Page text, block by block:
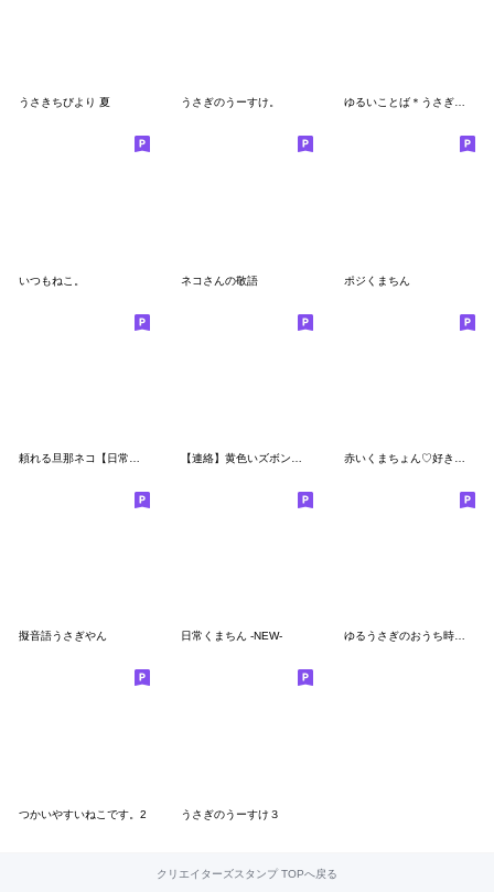
うさきちびより 夏 うさぎのうーすけ。 ゆるいことば＊うさぎのうさこ
いつもねこ。 ネコさんの敬語 ポジくまちん
擬音語うさぎやん 日常くまちん -NEW- ゆるうさぎのおうち時間。
つかいやすいねこです。2 うさぎのうーすけ３
クリエイターズスタンプ TOPへ戻る